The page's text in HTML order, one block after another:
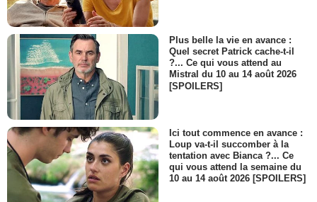
Plus belle la vie en avance :
Quel secret Patrick cache-t-il
?... Ce qui vous attend au
Mistral du 10 au 14 août 2026
[SPOILERS]
Ici tout commence en avance :
Loup va-t-il succomber à la
tentation avec Bianca ?... Ce
qui vous attend la semaine du
10 au 14 août 2026 [SPOILERS]